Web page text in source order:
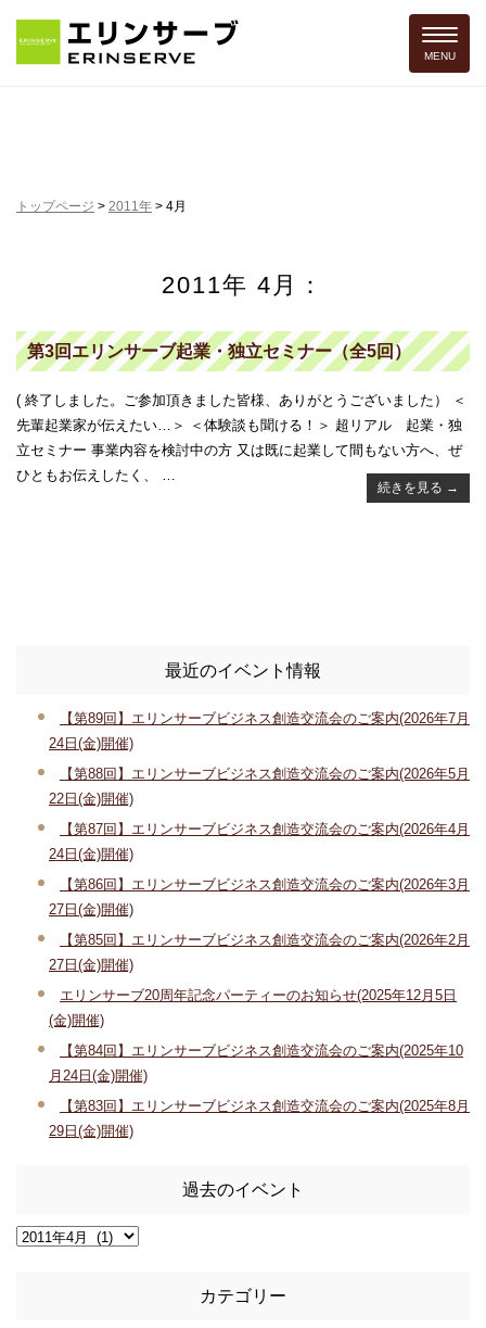
Toggle
MENU
トップページ > 2011年 > 4月
2011年 4月：
第3回エリンサーブ起業・独立セミナー（全5回）
( 終了しました。ご参加頂きました皆様、ありがとうございました） ＜
先輩起業家が伝えたい…＞ ＜体験談も聞ける！＞ 超リアル 起業・独
立セミナー 事業内容を検討中の方 又は既に起業して間もない方へ、ぜ
ひともお伝えしたく、 …
続きを見る →
最近のイベント情報
【第89回】エリンサーブビジネス創造交流会のご案内(2026年7月
24日(金)開催)
【第88回】エリンサーブビジネス創造交流会のご案内(2026年5月
22日(金)開催)
【第87回】エリンサーブビジネス創造交流会のご案内(2026年4月
24日(金)開催)
【第86回】エリンサーブビジネス創造交流会のご案内(2026年3月
27日(金)開催)
【第85回】エリンサーブビジネス創造交流会のご案内(2026年2月
27日(金)開催)
エリンサーブ20周年記念パーティーのお知らせ(2025年12月5日
(金)開催)
【第84回】エリンサーブビジネス創造交流会のご案内(2025年10
月24日(金)開催)
【第83回】エリンサーブビジネス創造交流会のご案内(2025年8月
29日(金)開催)
過去のイベント
カテゴリー